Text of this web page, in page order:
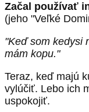
Začal používať
(jeho "Veľké
"Keď som kedysi
mám kopu."
Teraz, keď majú
vylúčiť. Lebo ich
uspokojiť.